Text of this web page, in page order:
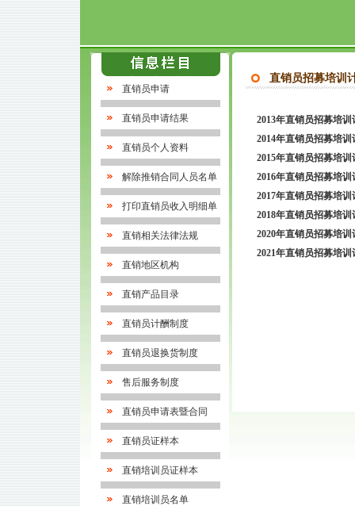
直销员申请
直销员申请结果
直销员个人资料
解除推销合同人员名单
打印直销员收入明细单
直销相关法律法规
直销地区机构
直销产品目录
直销员计酬制度
直销员退换货制度
售后服务制度
直销员申请表暨合同
直销员证样本
直销培训员证样本
直销培训员名单
直销员招募培训
2013年直销员招募培训
2014年直销员招募培训
2015年直销员招募培训
2016年直销员招募培训
2017年直销员招募培训
2018年直销员招募培训
2020年直销员招募培训
2021年直销员招募培训